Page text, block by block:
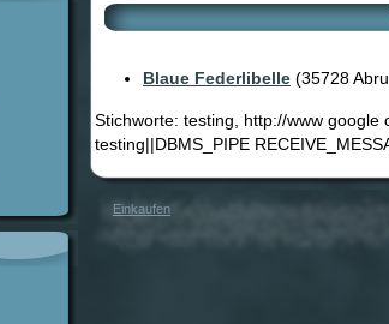
Blaue Federlibelle (35728
Stichworte: testing, http://www google
testing||DBMS_PIPE
Einkaufen